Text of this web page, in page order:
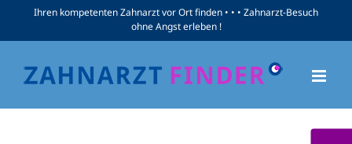
Inhalt
springen
Ihren kompetenten Zahnarzt vor Ort finden • • • Zahnarzt-Besuch
ohne Angst erleben !